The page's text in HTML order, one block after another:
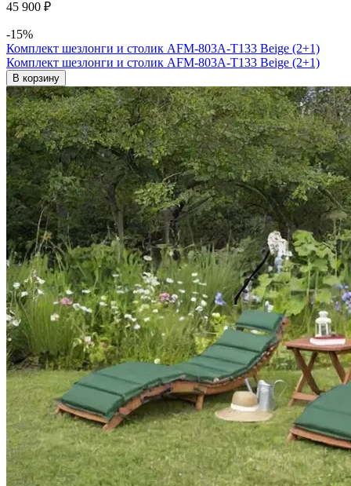
45 900 ₽
-15%
Комплект шезлонги и столик AFM-803A-T133 Beige (2+1)
Комплект шезлонги и столик AFM-803A-T133 Beige (2+1)
В корзину